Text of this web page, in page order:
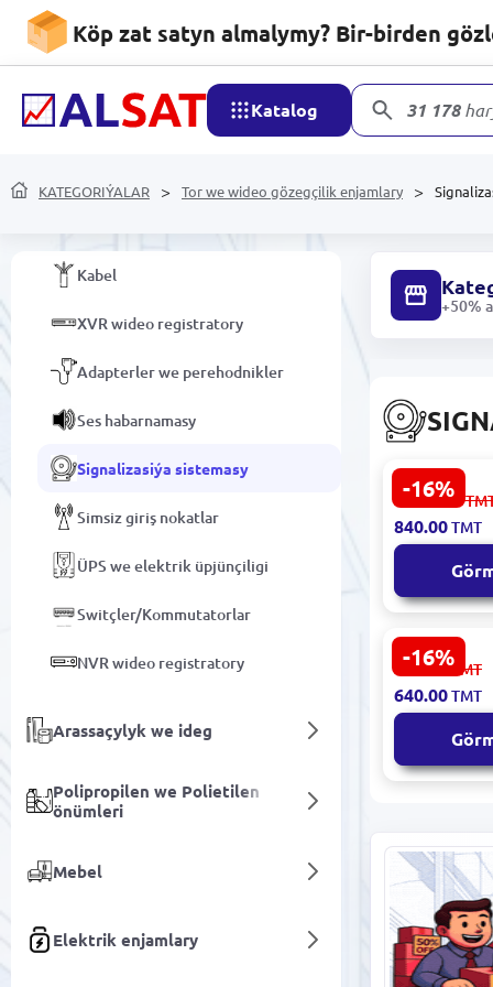
Köp zat satyn almalymy? Bir-birden
Katalog 31 178
KATEGORIÝALAR Tor we wideo gözegçilik enjamlary
bölekler
IP / TURBO HD / WEB kameralary
Marşrutizatorlar
Kabel
XVR wideo registratory
Adapterler we perehodnikler
Ses habarnamasy
Signalizasiýa sistemasy
Simsiz giriş nokatlar
ÜPS we elektrik üpjünçiligi
Switçler/Kommutatorlar
NVR wideo registratory
Arassaçylyk we ideg
Polipropilen we Polietilen
önümleri
Mebel
Elektrik enjamlary
+50%
-16%
HIKVISION
LRT-HWE |
Klawiatura
Bellik
1 009.00
840.00TMT
-16%
HIKVISION
PDP15P-
AXPro |
hereket
haýwan
769.00TMT
640.00TMT